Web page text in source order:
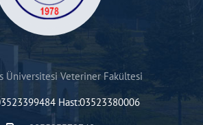
Üniversitesi Veteriner Fakültesi
Hast:03523380006